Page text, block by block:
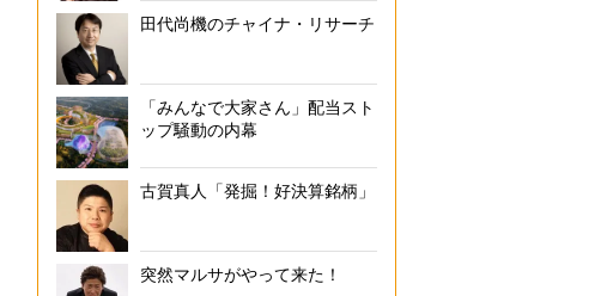
田代尚機のチャイナ・リサーチ
「みんなで大家さん」配当スト
ップ騒動の内幕
古賀真人「発掘！好決算銘柄」
突然マルサがやって来た！